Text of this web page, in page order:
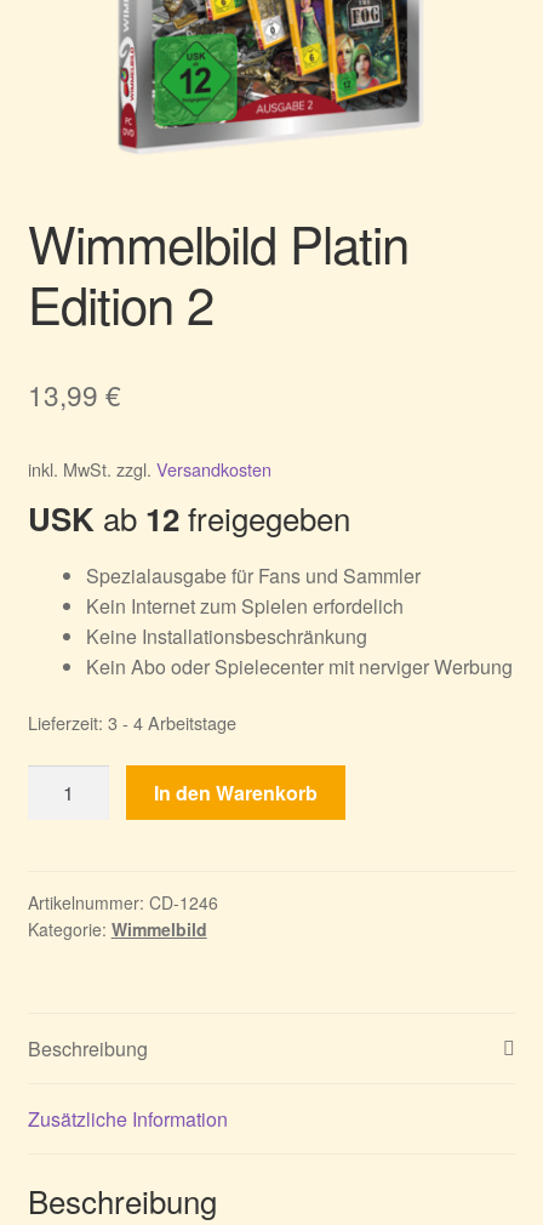
Wimmelbild Platin
Edition 2
13,99 €
inkl. MwSt. zzgl. Versandkosten
USK ab 12freigegeben
Spezialausgabe für Fans und Sammler
Kein Internet zum Spielen erfordelich
Keine Installationsbeschränkung
Kein Abo oder Spielecenter mit nerviger Werbung
Lieferzeit: 3 - 4 Arbeitstage
Platin
Menge
In den Warenkorb
Artikelnummer: CD-1246
Kategorie: Wimmelbild
Beschreibung
Zusätzliche Information
Beschreibung